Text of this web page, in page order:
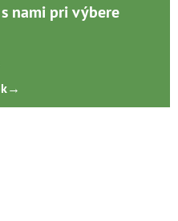
nami pri výbere
→